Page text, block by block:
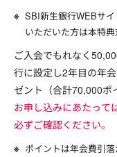
SBI新生銀行WEBサ
いただいた方は本特典
ご入会でもれなく
行に設定し2年目の年
ゼント（合計70,000ポ
お申し込みにあたって
必ずご確認ください。
ポイントは年会費引